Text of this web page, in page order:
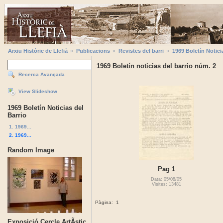
Arxiu Històric de Llefià Publicacions Revistes del barri 1969 Boletí­n
Recerca Avançada
View Slideshow
1969 Boletí­n Noticias del
Barrio
1. 1969...
2. 1969...
Random Image
1969 Boletí­n noticias del barrio núm. 2
Pag 1
Data: 05/08/05
Visites: 13481
Pàgina: 1